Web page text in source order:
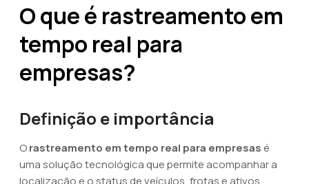
O que é rastreamento em
tempo real para
empresas?
Definição e importância
Orastreamento em tempo real para empresas é
uma solução tecnológica que permite acompanhar a
localização e o status de veículos, frotas e ativos